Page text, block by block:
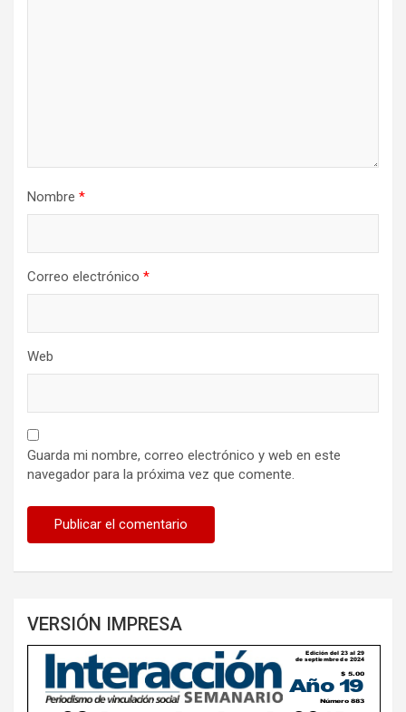
Nombre *
Correo electrónico *
Web
Guarda mi nombre, correo electrónico y web en este
navegador para la próxima vez que comente.
VERSIÓN IMPRESA